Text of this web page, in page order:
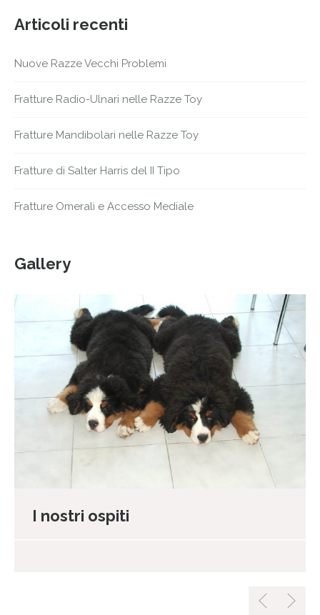
Articoli recenti
Nuove Razze Vecchi Problemi
Fratture Radio-Ulnari nelle Razze Toy
Fratture Mandibolari nelle Razze Toy
Fratture di Salter Harris del II Tipo
Fratture Omerali e Accesso Mediale
Gallery
I nostri ospiti